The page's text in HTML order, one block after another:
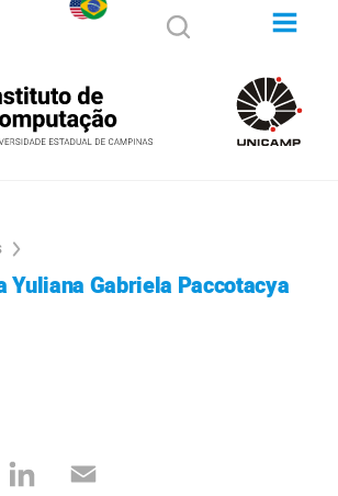
Yuliana Gabriela Paccotacya